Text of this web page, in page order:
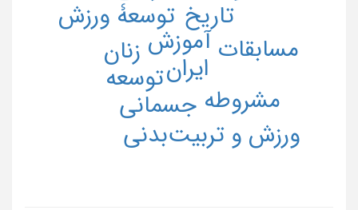
آموزش
ایران
تاریخ
توسعه
توسعۀ ورزش
جسمانی
زنان مسابقات
مشروطه
ورزش و تربیت‌بدنی